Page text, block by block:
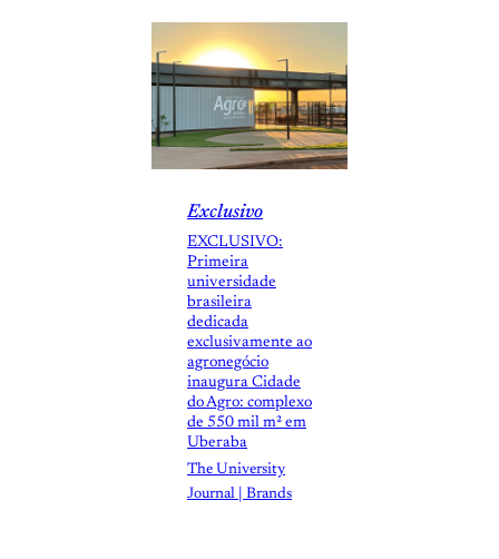
Exclusivo
EXCLUSIVO:
Primeira
universidade
brasileira
dedicada
exclusivamente ao
agronegócio
inaugura Cidade
do Agro: complexo
de 550 mil m² em
Uberaba
The University
Journal | Brands